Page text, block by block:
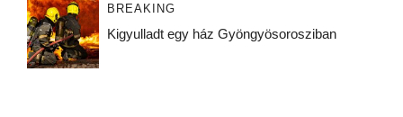
BREAKING
Kigyulladt egy ház Gyöngyösorosziban